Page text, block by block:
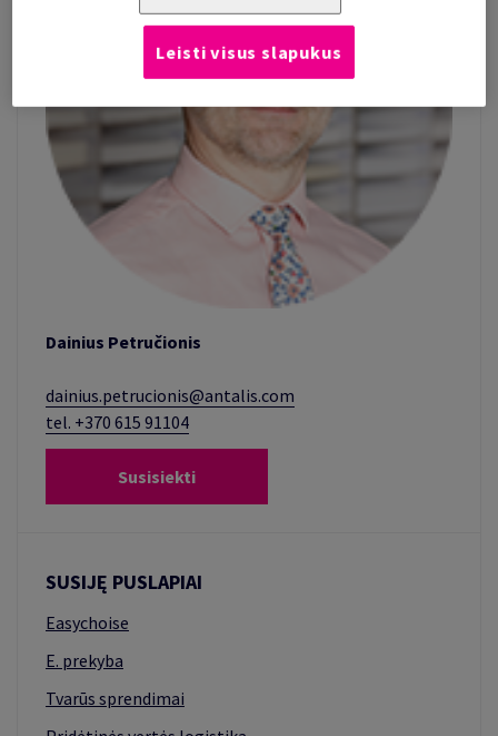
Dainius Petručionis
dainius.petrucionis@antalis.com
tel. +370 615 91104
Susisiekti
SUSIJĘ PUSLAPIAI
Easychoise
E. prekyba
Tvarūs sprendimai
Leisti visus slapukus